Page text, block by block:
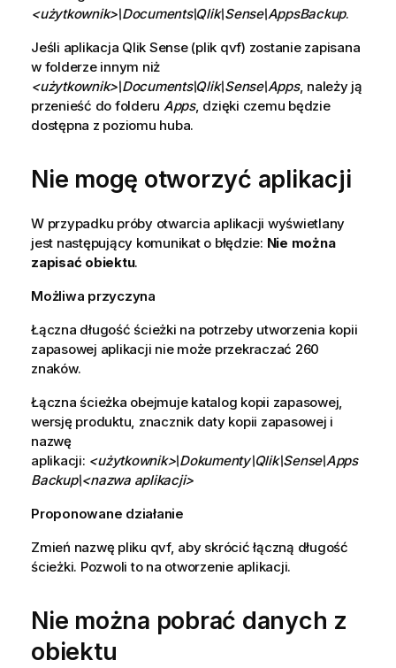
<użytkownik>\Documents\Qlik\Sense\AppsBackup.
Jeśli aplikacja Qlik Sense(plik qvf) zostanie zapisana
w folderze innym niż
<użytkownik>\Documents\Qlik\Sense\Apps, należy ją
przenieść do folderu Apps, dzięki czemu będzie
dostępna z poziomu huba.
Nie mogę otworzyć aplikacji
W przypadku próby otwarcia aplikacji wyświetlany
jest następujący komunikat o błędzie: Nie można
zapisać obiektu.
Możliwa przyczyna
Łączna długość ścieżki na potrzeby utworzenia kopii
zapasowej aplikacji nie może przekraczać 260
znaków.
Łączna ścieżka obejmuje katalog kopii zapasowej,
wersję produktu, znacznik daty kopii zapasowej i
nazwę
aplikacji: <użytkownik>\Dokumenty\Qlik\Sense\Apps
Backup\<nazwa aplikacji>
Proponowane działanie
Zmień nazwę pliku qvf, aby skrócić łączną długość
ścieżki. Pozwoli to na otworzenie aplikacji.
Nie można pobrać danych z
obiektu